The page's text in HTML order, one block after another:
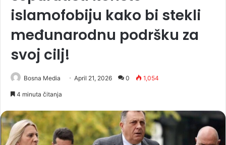
islamofobiju kako bi stekli
međunarodnu podršku za
svoj cilj!
Bosna Media April 21, 2026 0 1,054
4 minuta čitanja